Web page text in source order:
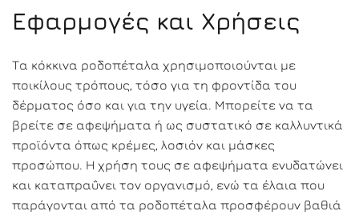
Εφαρμογές και Χρήσεις
Τα κόκκινα ροδοπέταλα χρησιμοποιούνται με
ποικίλους τρόπους, τόσο για τη φροντίδα του
δέρματος όσο και για την υγεία. Μπορείτε να τα
βρείτε σε αφεψήματα ή ως συστατικό σε καλλυντικά
προϊόντα όπως κρέμες, λοσιόν και μάσκες
προσώπου. Η χρήση τους σε αφεψήματα ενυδατώνει
και καταπραΰνει τον οργανισμό, ενώ τα έλαια που
παράγονται από τα ροδοπέταλα προσφέρουν βαθιά